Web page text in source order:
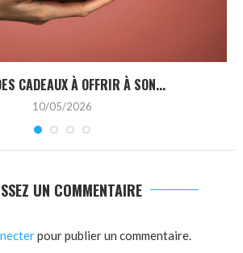
CADEAUX À OFFRIR À SON...
10/05/2026
UN COMMENTAIRE
pour publier un commentaire.